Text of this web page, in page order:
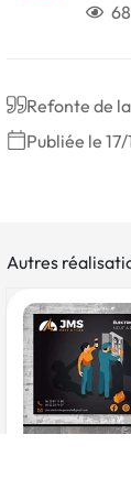
Refonte de
Publiée le
Autres